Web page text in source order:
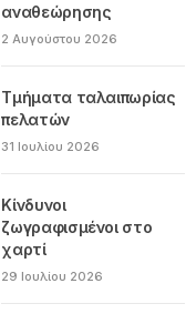
αναθεώρησης
2 Αυγούστου 2026
Τμήματα ταλαιπωρίας
πελατών
31 Ιουλίου 2026
Κίνδυνοι
ζωγραφισμένοι στο
χαρτί
29 Ιουλίου 2026